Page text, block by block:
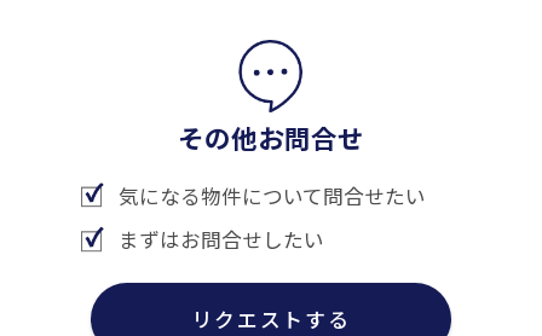
その他お問合せ
気になる物件について問合せたい
まずはお問合せしたい
リクエストする